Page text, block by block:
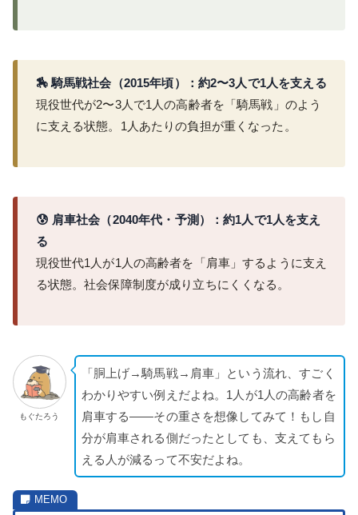
🏇 騎馬戦社会（2015年頃）：約2〜3人で1人を支える
現役世代が2〜3人で1人の高齢者を「騎馬戦」のよう
に支える状態。1人あたりの負担が重くなった。
😰 肩車社会（2040年代・予測）：約1人で1人を支え
る
現役世代1人が1人の高齢者を「肩車」するように支え
る状態。社会保障制度が成り立ちにくくなる。
もぐたろう
「胴上げ→騎馬戦→肩車」という流れ、すごく
わかりやすい例えだよね。1人が1人の高齢者を
肩車する——その重さを想像してみて！もし自
分が肩車される側だったとしても、支えてもら
える人が減るって不安だよね。